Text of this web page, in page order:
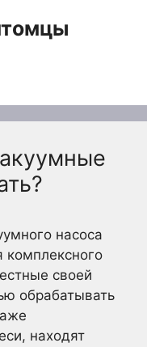
насоса
своей
обрабатывать
находят